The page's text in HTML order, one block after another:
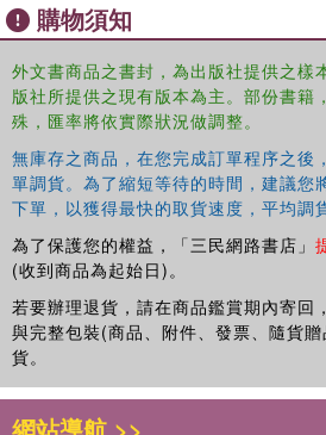
購物須知
外文書商品之書封，為出版社提供之樣
版社所提供之現有版本為主。部份書籍
殊，匯率將依實際狀況做調整。
無庫存之商品，在您完成訂單程序之後
單調貨。為了縮短等待的時間，建議您
下單，以獲得最快的取貨速度，平均調
為了保護您的權益，「三民網路書店」
(收到商品為起始日)。
若要辦理退貨，請在商品鑑賞期內寄回
與完整包裝(商品、附件、發票、隨貨
貨。